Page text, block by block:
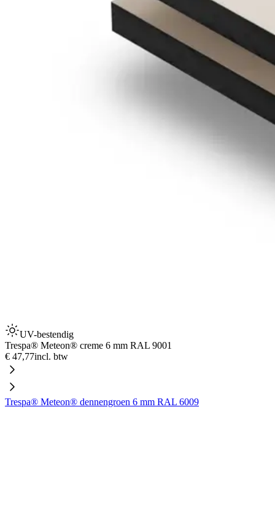
UV-bestendig
Trespa® Meteon® creme 6 mm RAL 9001
€ 47,77incl. btw
Trespa® Meteon® dennengroen 6 mm RAL 6009